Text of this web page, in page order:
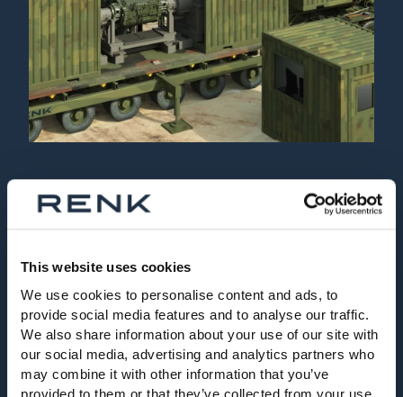
This website uses cookies
We use cookies to personalise content and ads, to
provide social media features and to analyse our traffic.
We also share information about your use of our site with
our social media, advertising and analytics partners who
may combine it with other information that you’ve
provided to them or that they’ve collected from your use
Auswertung / Diagnose:
Data System (RDDS)
Diagnosefunktionen aus dem bekannten RDDS
System für unkomplizierte Anwendung
Ausführung als Tablet oder PC-Lösung
Im Automobil-Segment mehrfach implementiert